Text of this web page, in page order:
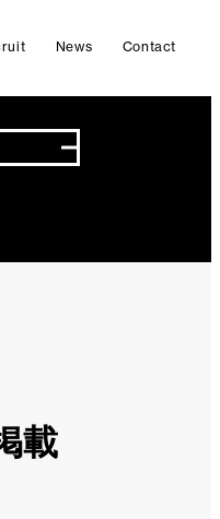
News Contact
載